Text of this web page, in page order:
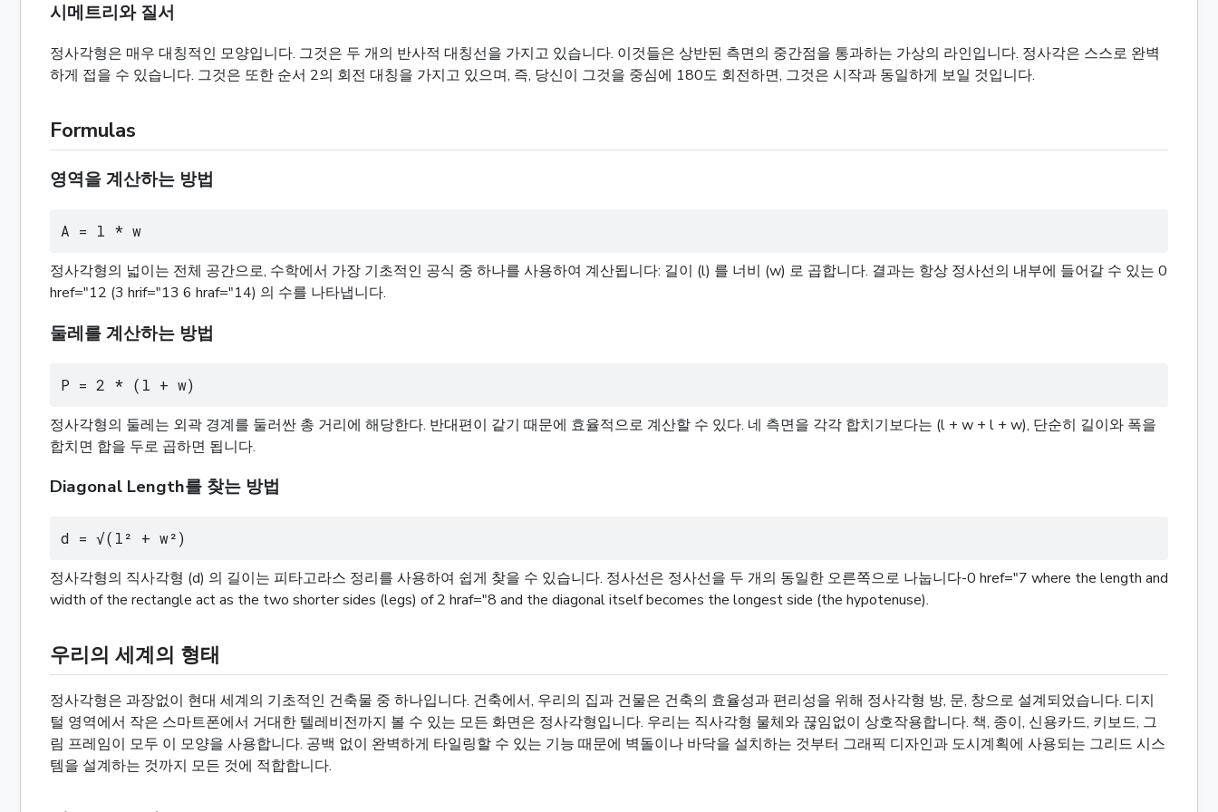
시메트리와 질서
정사각형은 매우 대칭적인 모양입니다. 그것은 두 개의 반사적 대칭선을 가지고 있습니다. 이것들은 상반된 측면의 중간점을 통과하는 가상의 라인입니다. 정사각은 스스로 완벽
하게 접을 수 있습니다. 그것은 또한 순서 2의 회전 대칭을 가지고 있으며, 즉, 당신이 그것을 중심에 180도 회전하면, 그것은 시작과 동일하게 보일 것입니다.
Formulas
영역을 계산하는 방법
A = l * w
정사각형의 넓이는 전체 공간으로, 수학에서 가장 기초적인 공식 중 하나를 사용하여 계산됩니다: 길이 (l) 를 너비 (w) 로 곱합니다. 결과는 항상 정사선의 내부에 들어갈 수 있는 0
href="12 (3 hrif="13 6 hraf="14) 의 수를 나타냅니다.
둘레를 계산하는 방법
P = 2 * (l + w)
정사각형의 둘레는 외곽 경계를 둘러싼 총 거리에 해당한다. 반대편이 같기 때문에 효율적으로 계산할 수 있다. 네 측면을 각각 합치기보다는 (l + w + l + w), 단순히 길이와 폭을
합치면 합을 두로 곱하면 됩니다.
Diagonal Length를 찾는 방법
d = √(l² + w²)
정사각형의 직사각형 (d) 의 길이는 피타고라스 정리를 사용하여 쉽게 찾을 수 있습니다. 정사선은 정사선을 두 개의 동일한 오른쪽으로 나눕니다-0 href="7 where the length and
width of the rectangle act as the two shorter sides (legs) of 2 hraf="8 and the diagonal itself becomes the longest side (the hypotenuse).
우리의 세계의 형태
정사각형은 과장없이 현대 세계의 기초적인 건축물 중 하나입니다. 건축에서, 우리의 집과 건물은 건축의 효율성과 편리성을 위해 정사각형 방, 문, 창으로 설계되었습니다. 디지
털 영역에서 작은 스마트폰에서 거대한 텔레비전까지 볼 수 있는 모든 화면은 정사각형입니다. 우리는 직사각형 물체와 끊임없이 상호작용합니다. 책, 종이, 신용카드, 키보드, 그
림 프레임이 모두 이 모양을 사용합니다. 공백 없이 완벽하게 타일링할 수 있는 기능 때문에 벽돌이나 바닥을 설치하는 것부터 그래픽 디자인과 도시계획에 사용되는 그리드 시스
템을 설계하는 것까지 모든 것에 적합합니다.